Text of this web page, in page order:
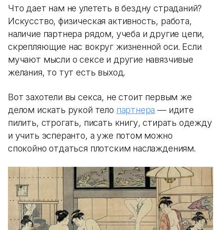
Что дает нам не улететь в бездну страданий?
Искусство, физическая активность, работа,
наличие партнера рядом, учеба и другие цепи,
скрепляющие нас вокруг жизненной оси. Если
мучают мысли о сексе и другие навязчивые
желания, то тут есть выход.
Вот захотели вы секса, не стоит первым же
делом искать рукой тело партнера — идите
пилить, строгать, писать книгу, стирать одежду
и учить эсперанто, а уже потом можно
спокойно отдаться плотским наслаждениям.